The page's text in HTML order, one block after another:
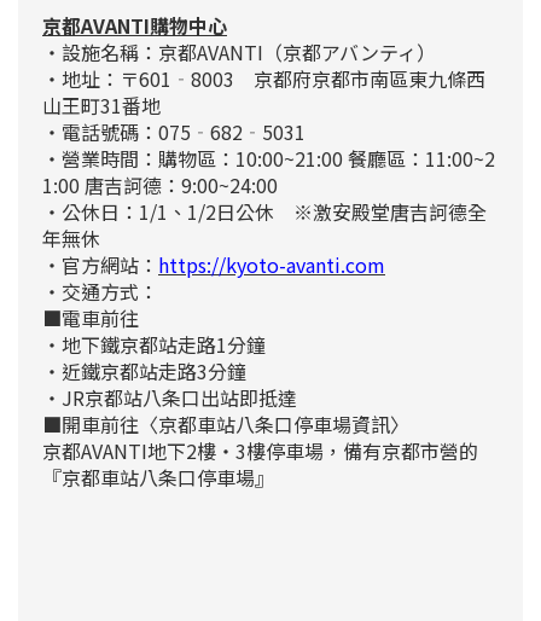
京都AVANTI購物中心
・設施名稱：京都AVANTI（京都アバンティ）
・地址：〒601‐8003 京都府京都市南區東九條西
山王町31番地
・電話號碼：075‐682‐5031
・營業時間：購物區：10:00~21:00 餐廳區：11:00~2
1:00 唐吉訶德：9:00~24:00
・公休日：1/1、1/2日公休 ※激安殿堂唐吉訶德全
年無休
・官方網站： https://kyoto-avanti.com
・交通方式：
■電車前往
・地下鐵京都站走路1分鐘
・近鐵京都站走路3分鐘
・JR京都站八条口出站即抵達
■開車前往 〈京都車站八条口停車場資訊〉
京都AVANTI地下2樓 ・3樓停車場，備有京都市營的
『京都車站八条口停車場』